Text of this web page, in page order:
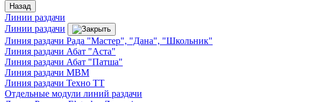
Назад
Линии раздачи
Линии раздачи
Линия раздачи Рада "Мастер", "Дана", "Школьник"
Линия раздачи Абат "Аста"
Линия раздачи Абат "Патша"
Линия раздачи МВМ
Линия раздачи Техно ТТ
Отдельные модули линий раздачи